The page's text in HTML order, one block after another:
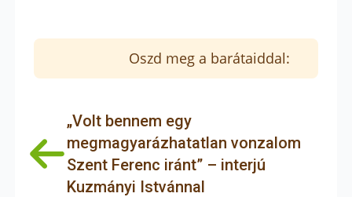
Oszd meg a barátaiddal:
„Volt bennem egy
megmagyarázhatatlan vonzalom
Szent Ferenc iránt” – interjú
Kuzmányi Istvánnal